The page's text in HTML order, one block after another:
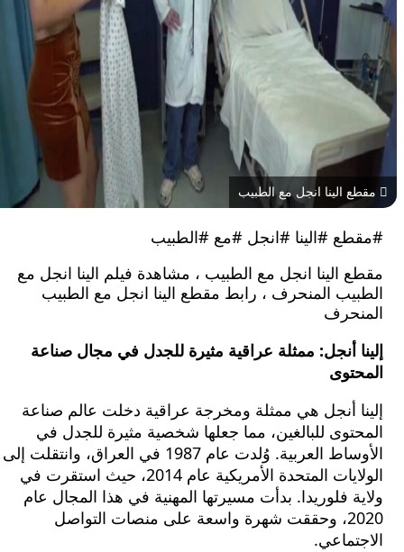
انجل مع الطبيب
#الينا #انجل #مع #الطبيب
الينا انجل مع الطبيب ، مشاهدة فيلم الينا انجل مع
المنحرف ، رابط مقطع الينا انجل مع الطبيب
أنجل: ممثلة عراقية مثيرة للجدل في مجال صناعة
أنجل هي ممثلة ومخرجة عراقية دخلت عالم صناعة
للبالغين، مما جعلها شخصية مثيرة للجدل في
الأوساط العربية. وُلدت عام 1987 في العراق، وانتقلت إلى
الولايات المتحدة الأمريكية عام 2014، حيث استقرت في
فلوريدا. بدأت مسيرتها المهنية في هذا المجال عام
2020، وحققت شهرة واسعة على منصات التواصل